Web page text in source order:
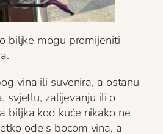
biljke mogu promijeniti
vina ili suvenira, a ostanu
svjetlu, zalijevanju ili o
biljka kod kuće nikako ne
ode s bocom vina, a